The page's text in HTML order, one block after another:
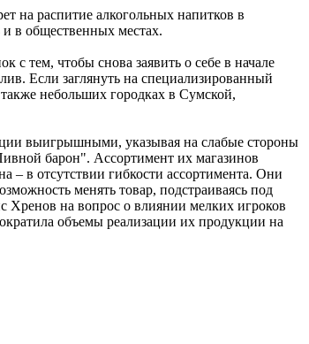
на распитие алкогольных напитков в
в общественных местах.
с тем, чтобы снова заявить о себе в начале
Если заглянуть на специализированный
небольших городках в Сумской,
выигрышными, указывая на слабые стороны
барон". Ассортимент их магазинов
– в отсутствии гибкости ассортимента. Они
менять товар, подстраиваясь под
Хренов на вопрос о влиянии мелких игроков
объемы реализации их продукции на